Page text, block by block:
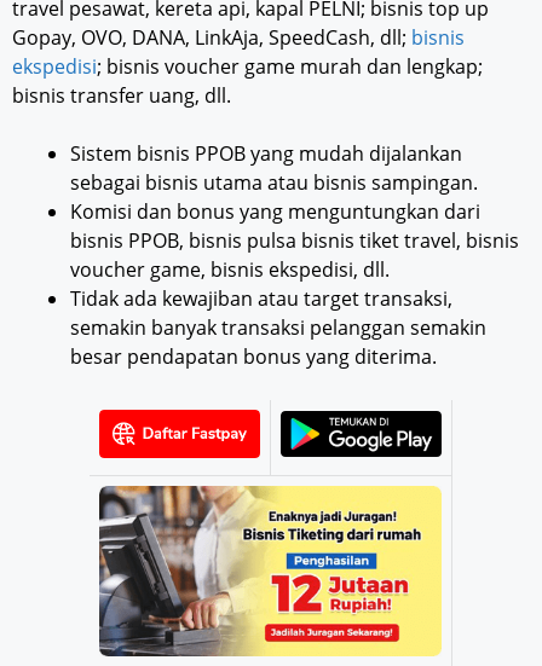
travel pesawat, kereta api, kapal PELNI; bisnis top up
Gopay, OVO, DANA, LinkAja, SpeedCash, dll; bisnis
ekspedisi; bisnis voucher game murah dan lengkap;
bisnis transfer uang, dll.
Sistem bisnis PPOB yang mudah dijalankan
sebagai bisnis utama atau bisnis sampingan.
Komisi dan bonus yang menguntungkan dari
bisnis PPOB, bisnis pulsa bisnis tiket travel, bisnis
voucher game, bisnis ekspedisi, dll.
Tidak ada kewajiban atau target transaksi,
semakin banyak transaksi pelanggan semakin
besar pendapatan bonus yang diterima.